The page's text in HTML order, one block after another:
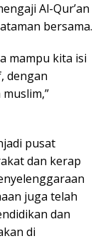
Al-Qur’an
bersama.
mampu kita isi
dengan
pusat
dan kerap
juga telah
dan
di